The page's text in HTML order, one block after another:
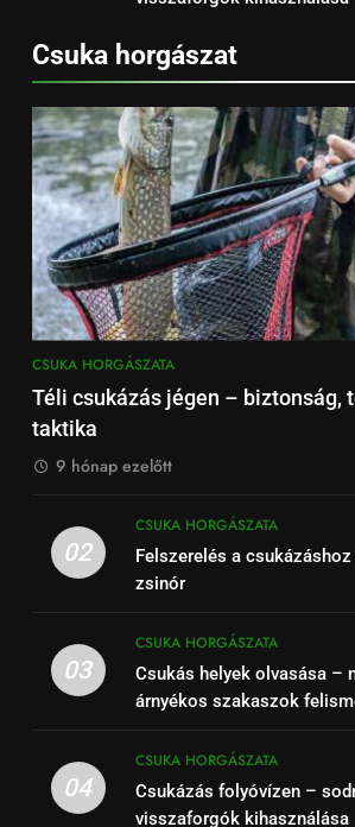
Csuka horgászat
CSUKA HORGÁSZATA
Téli csukázás jégen – biztonság,
taktika
9 hónap ezelőtt
02
CSUKA HORGÁSZATA
Felszerelés a
zsinór
03
CSUKA HORGÁSZATA
Csukás helyek olvasása –
árnyékos szakaszok
04
CSUKA HORGÁSZATA
Csukázás folyóvízen –
visszaforgók kihasználása